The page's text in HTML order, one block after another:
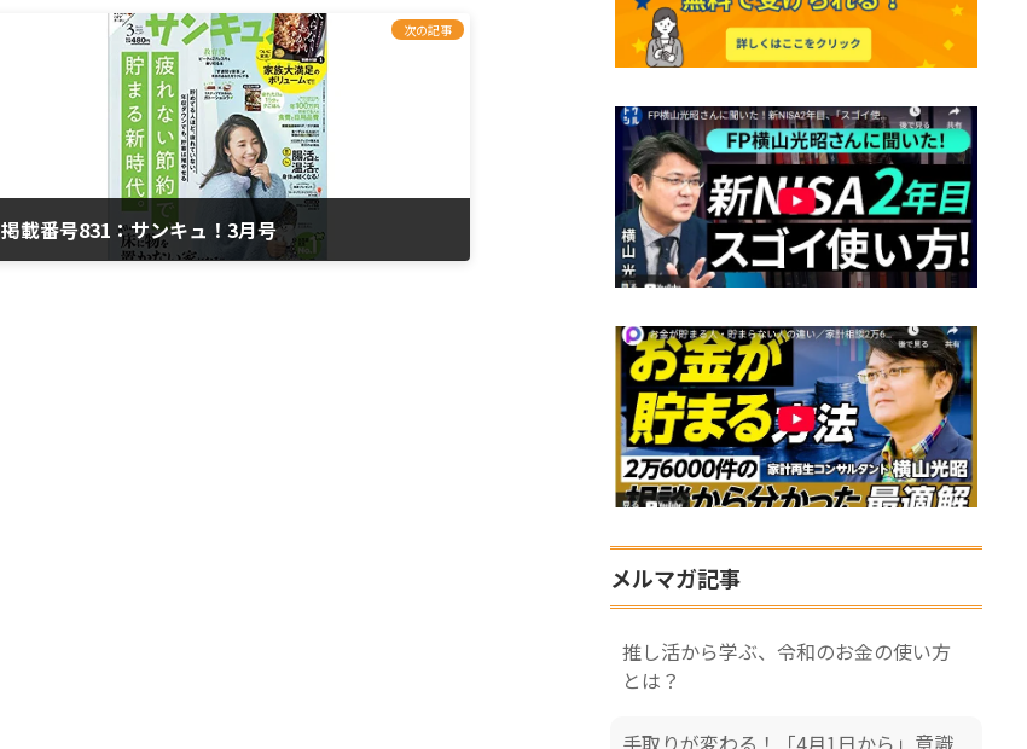
次の記事
掲載番号831：サンキュ！3月号
メルマガ記事
推し活から学ぶ、令和のお金の使い方
とは？
手取りが変わる！「4月1日から」意識